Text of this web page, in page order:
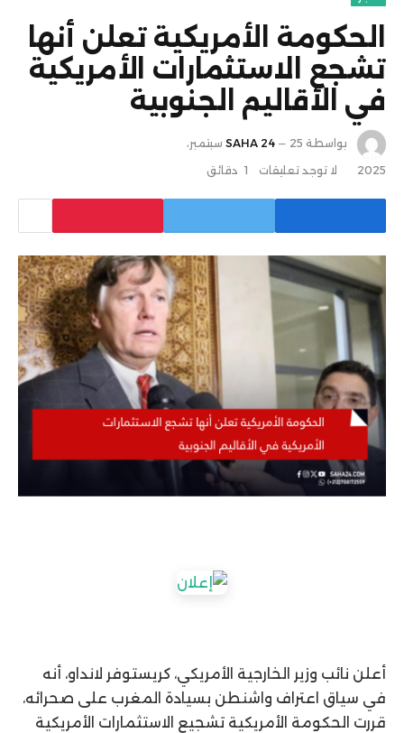
الحكومة الأمريكية تعلن أنها
تشجع الاستثمارات الأمريكية
في الأقاليم الجنوبية
بواسطة SAHA 24 25 سبتمبر،
2025
لا توجد تعليقات 1 دقائق
أعلن نائب وزير الخارجية الأمريكي، كريستوفر لانداو، أنه
في سياق اعتراف واشنطن بسيادة المغرب على صحرائه،
قررت الحكومة الأمريكية تشجيع الاستثمارات الأمريكية